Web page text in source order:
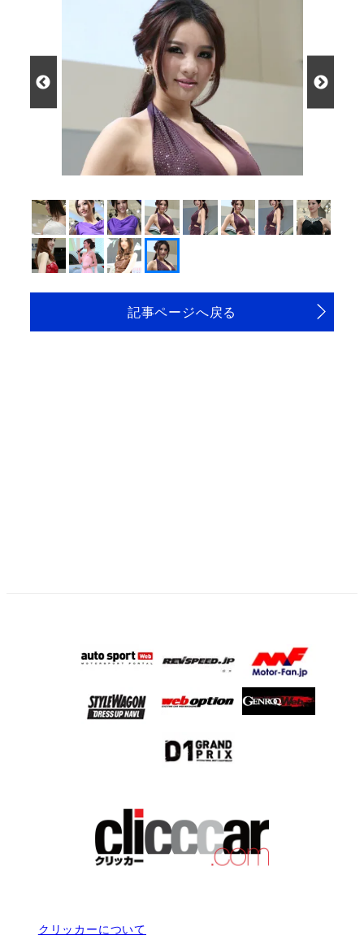
記事ページへ戻る
クリッカーについて